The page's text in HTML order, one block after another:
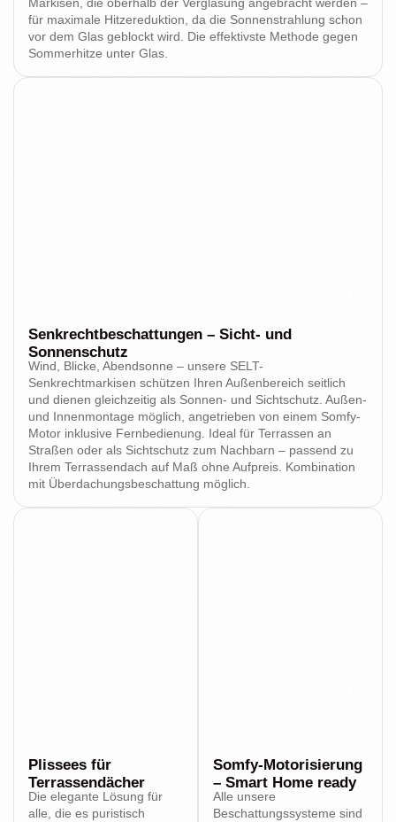
für maximale Hitzereduktion, da die Sonnenstrahlung schon
vor dem Glas geblockt wird. Die effektivste Methode gegen
Sommerhitze unter Glas.
Senkrechtbeschattungen – Sicht- und
Sonnenschutz
Wind, Blicke, Abendsonne – unsere SELT-
Senkrechtmarkisen schützen Ihren Außenbereich seitlich
und dienen gleichzeitig als Sonnen- und Sichtschutz. Außen-
und Innenmontage möglich, angetrieben von einem Somfy-
Motor inklusive Fernbedienung. Ideal für Terrassen an
Straßen oder als Sichtschutz zum Nachbarn – passend zu
Ihrem Terrassendach auf Maß ohne Aufpreis. Kombination
mit Überdachungsbeschattung möglich.
Plissees für
Terrassendächer
Die elegante Lösung für
alle, die es puristisch
Somfy-Motorisierung
– Smart Home ready
Alle unsere
Beschattungssysteme sind